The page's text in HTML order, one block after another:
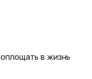
в жизнь